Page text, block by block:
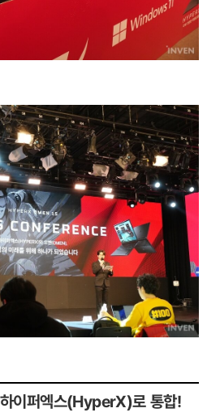
이퍼엑스(HyperX)로 통합!